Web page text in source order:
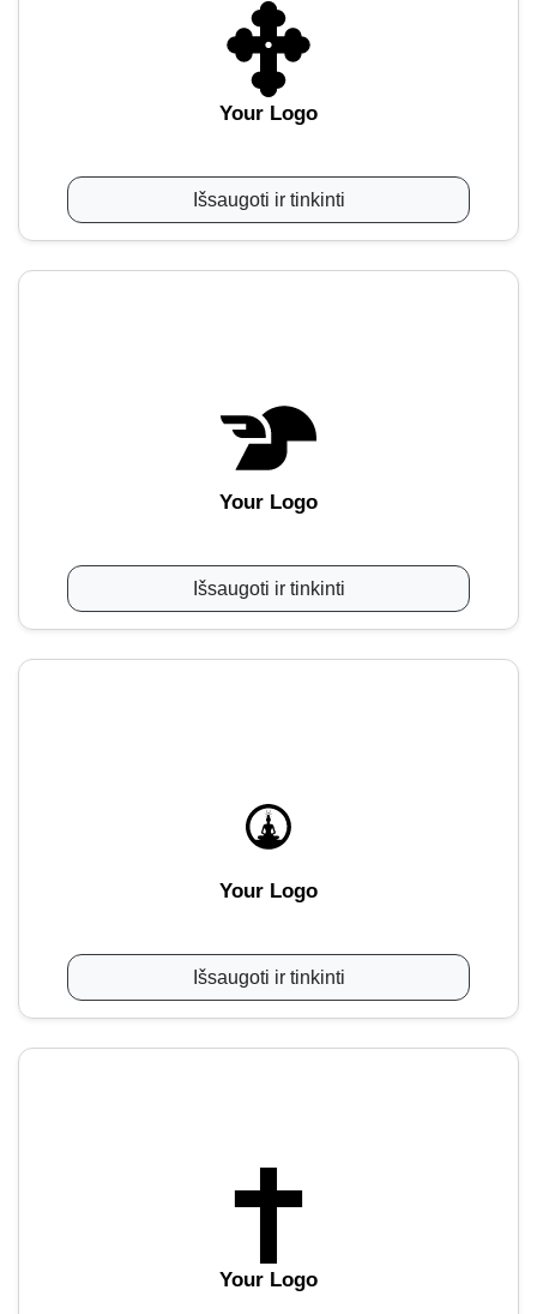
Your Logo
Išsaugoti ir tinkinti
Your Logo
Išsaugoti ir tinkinti
Your Logo
Išsaugoti ir tinkinti
Your Logo